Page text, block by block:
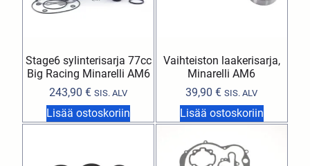
Stage6 sylinterisarja 77cc
Big Racing Minarelli AM6
243,90€ SIS. ALV
Lisää ostoskoriin
Vaihteiston laakerisarja,
Minarelli AM6
39,90€ SIS. ALV
Lisää ostoskoriin